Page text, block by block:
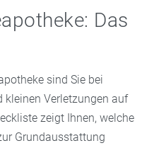
Das
sind Sie bei
kleinen Verletzungen auf
zeigt Ihnen, welche
Grundausstattung